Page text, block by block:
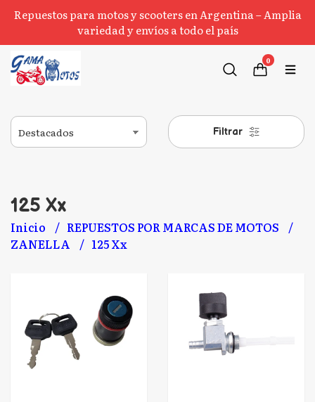
Repuestos para motos y scooters en Argentina – Amplia
variedad y envíos a todo el país
0
Filtrar
125 Xx
Inicio
REPUESTOS POR MARCAS DE MOTOS
ZANELLA
125 Xx